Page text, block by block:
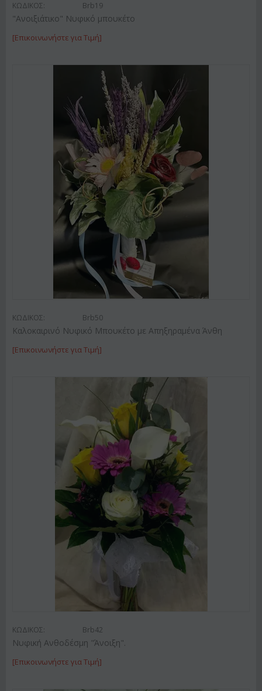
ΚΩΔΙΚΟΣ: Brb19
"Ανοιξιάτικο" Νυφικό μπουκέτο
[Επικοινωνήστε για Τιμή]
ΚΩΔΙΚΟΣ: Brb50
Καλοκαιρινό Νυφικό Μπουκέτο με Απηξηραμένα Άνθη
[Επικοινωνήστε για Τιμή]
ΚΩΔΙΚΟΣ: Brb42
Νυφική Ανθοδέσμη "Άνοιξη".
[Επικοινωνήστε για Τιμή]